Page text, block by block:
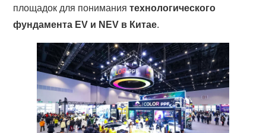
площадок для пониманиятехнологического
фундамента EV и NEV в Китае.